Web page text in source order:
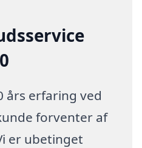
års erfaring ved
forventer af
er ubetinget